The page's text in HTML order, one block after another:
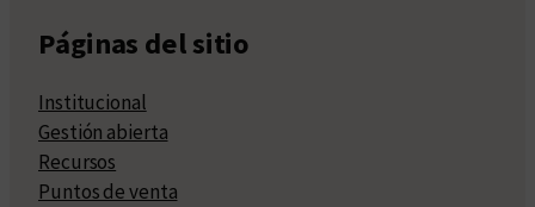
Páginas del sitio
Institucional
Gestión abierta
Recursos
Puntos de venta